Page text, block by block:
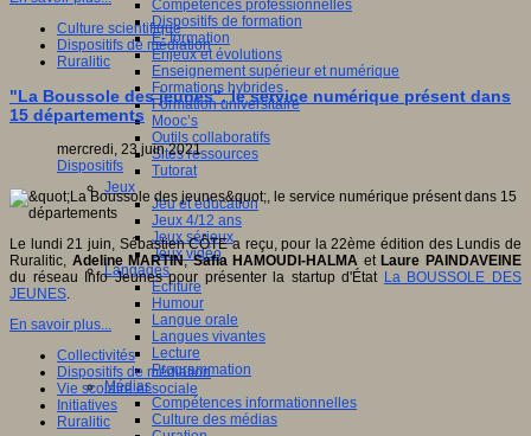
Compétences professionnelles
Dispositifs de formation
E- formation
Enjeux et évolutions
Enseignement supérieur et numérique
Formations hybrides
Formation universitaire
Mooc’s
Outils collaboratifs
Sites ressources
Tutorat
Jeux
Jeu et éducation
Jeux 4/12 ans
Jeux sérieux
Jeux vidéo
Langages
Ecriture
Humour
Langue orale
Langues vivantes
Lecture
Programmation
Médias
Compétences informationnelles
Culture des médias
Culture scientifique
Dispositifs de médiation
Ruralitic
"La Boussole des jeunes", le service numérique présent dans
15 départements
mercredi, 23 juin 2021
Dispositifs
Le lundi 21 juin, Sébastien CÔTE a reçu, pour la 22ème édition des Lundis de
Ruralitic, Adeline MARTIN,Safia HAMOUDI-HALMA et Laure PAINDAVEINE
du réseau Info Jeunes pour présenter la startup d'État La BOUSSOLE DES
JEUNES.
En savoir plus...
Collectivités
Dispositifs de médiation
Vie scolaire et sociale
Initiatives
Ruralitic